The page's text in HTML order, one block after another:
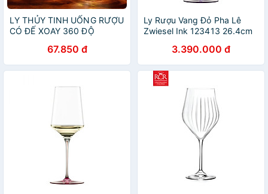
LY THỦY TINH UỐNG RƯỢU
CÓ ĐẾ XOAY 360 ĐỘ
NGẪU NHIÊN ) - VD91
67.850 đ
Ly Rượu Vang Đỏ Pha Lê
Zwiesel Ink 123413 26.4cm
Violet hàng chính hãng
3.390.000 đ